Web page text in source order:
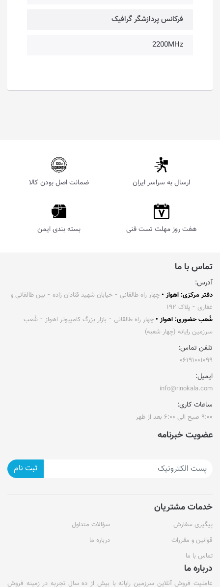
فرکانس پردازشگر گرافیک
2200MHz
ارسال به سراسر ایران ضمانت اصل بودن کالا
هفت روز مهلت تست فنی بسته بندی ایمن
تماس با ما
آدرس:
دفتر مرکزی: اهواز • چهار راه طالقانی ⁃ خیابان شهید قنادان زاده ⁃ بین طالقانی و
غفاری ⁃ پلاک ۱۹۲
شُعب حضوری: اهواز • چهار راه طالقانی ⁃ بازار بزرگ کامپیوتر اهواز ⁃ شُعب
سرزمین رایانه (چهار شعبه)
تلفن تماس:
۰۶۱۹۱۰۰۱۰۹۹
ایمیل:
info@rinokala.com
ساعات کاری:
۹:۰۰ صبح الی ۶:۰۰ بعد از ظهر
عضویت خبرنامه
ثبت نام
خدمات مشتریان
پیگیری سفارش
سؤالات متداول
قوانین و مقررات
درباره ما
تماس با ما
درباره ما
عاملیت فروش آنلاین سرزمین رایانه با بیش از ده سال تجربه در زمینه فروش